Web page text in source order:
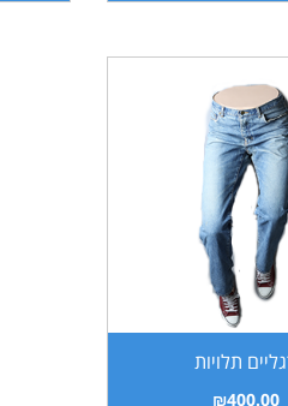
תלויות
₪400.00